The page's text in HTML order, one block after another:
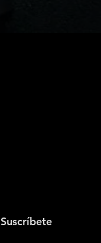
Suscríbete